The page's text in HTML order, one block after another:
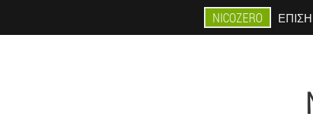
NICOZERO